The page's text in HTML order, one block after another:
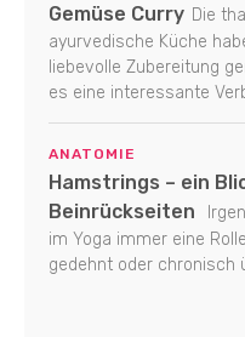
Gemüse Curry Die
ayurvedische Küche
liebevolle Zubereitung
es eine interessante
ANATOMIE
Hamstrings – ein
Beinrückseiten
im Yoga immer eine
gedehnt oder chronisch